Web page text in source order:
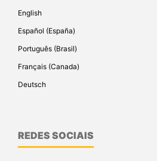
English
Español (España)
Português (Brasil)
Français (Canada)
Deutsch
REDES SOCIAIS